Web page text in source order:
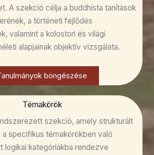
A szekció célja a buddhista tanítások
a történeti fejlődés
valamint a kolostori és világi
alapjainak objektív vizsgálata.
böngészése
Témakörök
szekció, amely strukturált
specifikus témakörökben való
logikai kategóriákba rendezve